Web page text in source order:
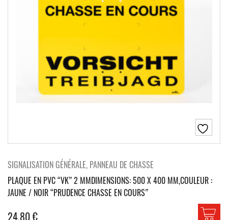
SIGNALISATION GÉNÉRALE, PANNEAU DE CHASSE
PLAQUE EN PVC “VK” 2 MMDIMENSIONS: 500 X 400 MM,COULEUR :
JAUNE / NOIR “PRUDENCE CHASSE EN COURS”
24.80€